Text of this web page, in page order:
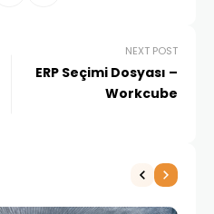
NEXT POST
ERP Seçimi Dosyası –
Workcube